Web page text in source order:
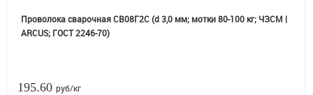
Проволока сварочная СВ08Г2С (d 3,0 мм; мотки 80-100 кг; ЧЗСМ |
ARCUS; ГОСТ 2246-70)
195.60 руб/кг